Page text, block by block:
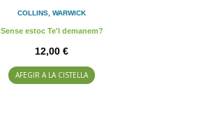
COLLINS, WARWICK
Sense estoc Te'l demanem?
12,00 €
AFEGIR A LA CISTELLA